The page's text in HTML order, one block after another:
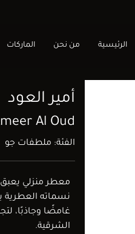
الرئيسية من نحن الماركات
أمير العود
Al Oud
الفئة: ملطفات جو
معطر منزلي يعبق
نسماته العطرية
غامضًا وجاذبًا،
الشرقية.